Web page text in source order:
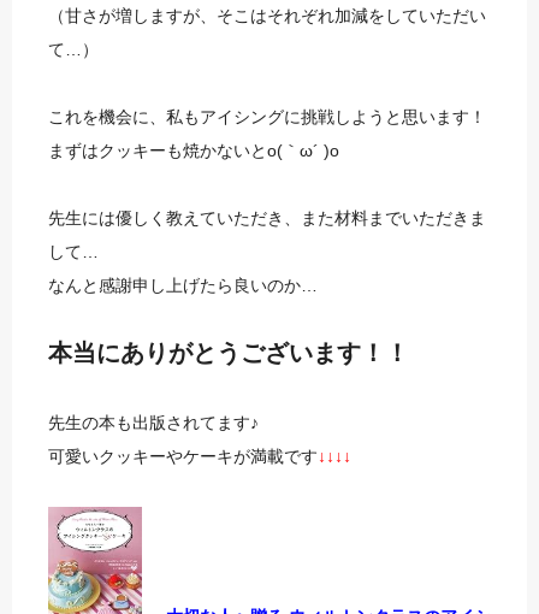
（甘さが増しますが、そこはそれぞれ加減をしていただい
て…）
これを機会に、私もアイシングに挑戦しようと思います！
まずはクッキーも焼かないとo(｀ω´ )o
先生には優しく教えていただき、また材料までいただきま
して…
なんと感謝申し上げたら良いのか…
本当にありがとうございます！！
先生の本も出版されてます♪
可愛いクッキーやケーキが満載です↓↓↓↓